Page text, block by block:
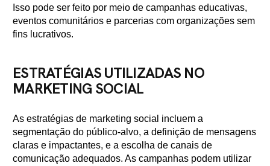
Isso pode ser feito por meio de campanhas educativas,
eventos comunitários e parcerias com organizações sem
fins lucrativos.
ESTRATÉGIAS UTILIZADAS NO
MARKETING SOCIAL
As estratégias de marketing social incluem a
segmentação do público-alvo, a definição de mensagens
claras e impactantes, e a escolha de canais de
comunicação adequados. As campanhas podem utilizar